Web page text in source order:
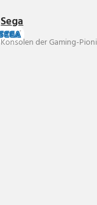
Sega
Konsolen der Gaming-